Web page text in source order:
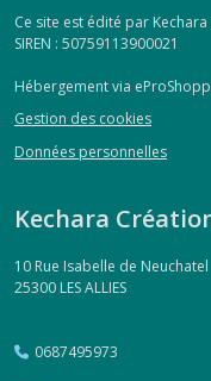
Ce site est édité par
SIREN : 50759113900021
Hébergement via
Gestion des cookies
Données personnelles
Kechara
10 Rue Isabelle de Neuchatel
25300 LES ALLIES
0687495973